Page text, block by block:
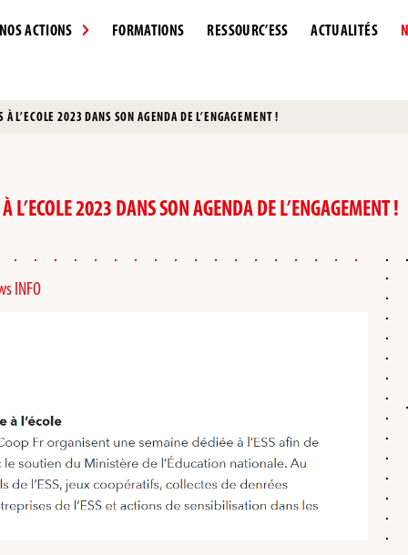
ACTIONS FORMATIONS RESSOURC’ESS ACTUALITÉS
L’ECOLE 2023 DANS SON AGENDA DE L’ENGAGEMENT !
L’ECOLE 2023 DANS SON AGENDA DE L’ENGAGEMENT !
INFO